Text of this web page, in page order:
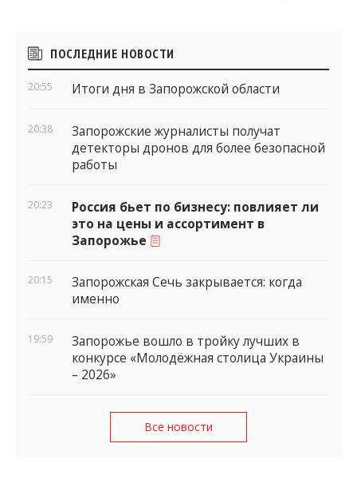
Боковые
виджеты
ПОСЛЕДНИЕ НОВОСТИ
20:55 Итоги дня в Запорожской области
20:38
Запорожские журналисты получат
детекторы дронов для более безопасной
работы
20:23
Россия бьет по бизнесу: повлияет ли
это на цены и ассортимент в
Запорожье
20:15
Запорожская Сечь закрывается: когда
именно
19:59
Запорожье вошло в тройку лучших в
конкурсе «Молодёжная столица Украины
– 2026»
Все новости